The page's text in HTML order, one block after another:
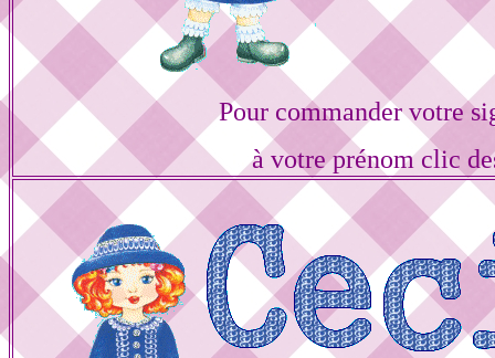
Pour commander votre
à votre prénom clic